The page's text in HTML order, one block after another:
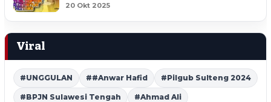
20 Okt 2025
Viral
#UNGGULAN ##Anwar Hafid #Pilgub Sulteng 2024
#BPJN Sulawesi Tengah #Ahmad Ali